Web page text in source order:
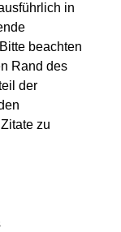
in
beachten
Rand des
der
zu